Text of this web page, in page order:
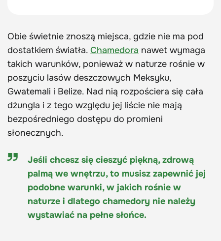
Obie świetnie znoszą miejsca, gdzie nie ma pod
dostatkiem światła. Chamedora nawet wymaga
takich warunków, ponieważ w naturze rośnie w
poszyciu lasów deszczowych Meksyku,
Gwatemali i Belize. Nad nią rozpościera się cała
dżungla i z tego względu jej liście nie mają
bezpośredniego dostępu do promieni
słonecznych.
Jeśli chcesz się cieszyć piękną, zdrową
palmą we wnętrzu, to musisz zapewnić jej
podobne warunki, w jakich rośnie w
naturze i dlatego chamedory nie należy
wystawiać na pełne słońce.